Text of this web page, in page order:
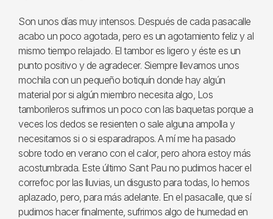
Son unos días muy intensos. Después de cada pasacalle
acabo un poco agotada, pero es un agotamiento feliz y al
mismo tiempo relajado. El tambor es ligero y éste es un
punto positivo y de agradecer. Siempre llevamos unos
mochila con un pequeño botiquín donde hay algún
material por si algún miembro necesita algo, Los
tamborileros sufrimos un poco con las baquetas porque a
veces los dedos se resienten o sale alguna ampolla y
necesitamos si o si esparadrapos. A mí me ha pasado
sobre todo en verano con el calor, pero ahora estoy más
acostumbrada. Este último Sant Pau no pudimos hacer el
correfoc por las lluvias, un disgusto para todas, lo hemos
aplazado, pero, para más adelante. En el pasacalle, que sí
pudimos hacer finalmente, sufrimos algo de humedad en